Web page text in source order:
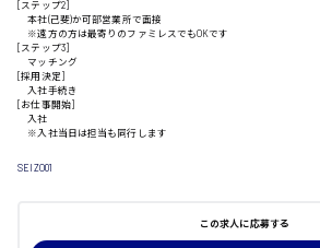
山口県
三次市
日給制すべて
[ステップ2]
本社(己斐)か可部営業所で面接
※遠方の方は最寄りのファミレスでもOKです
[ステップ3]
マッチング
[採用決定]
入社手続き
[お仕事開始]
入社
※入社当日は担当も同行します
SEIZO01
この求人に応募する